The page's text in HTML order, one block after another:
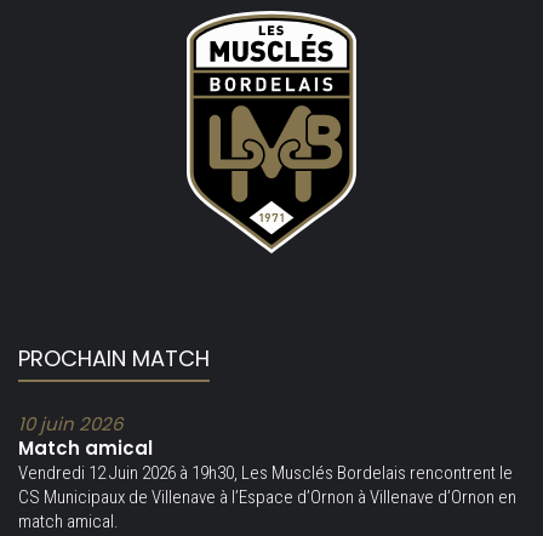
PROCHAIN MATCH
10 juin 2026
Match amical
Vendredi 12 Juin 2026 à 19h30, Les Musclés Bordelais rencontrent le
CS Municipaux de Villenave à l’Espace d’Ornon à Villenave d’Ornon en
match amical.